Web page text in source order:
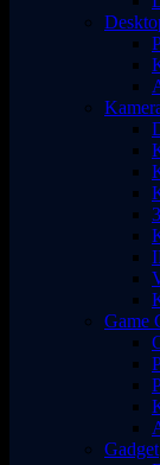
Game
Gadget